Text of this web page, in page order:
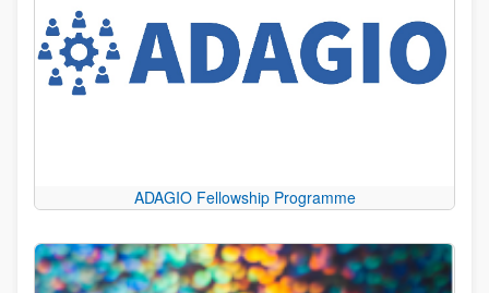
ADAGIO Fellowship Programme